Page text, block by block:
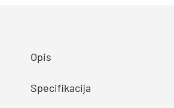
Opis
Specifikacija